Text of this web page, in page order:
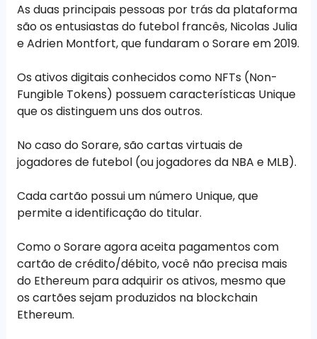
As duas principais pessoas por trás da plataforma
são os entusiastas do futebol francês, Nicolas Julia
e Adrien Montfort, que fundaram o Sorare em 2019.
Os ativos digitais conhecidos como NFTs (Non-
Fungible Tokens) possuem características Unique
que os distinguem uns dos outros.
No caso do Sorare, são cartas virtuais de
jogadores de futebol (ou jogadores da NBA e MLB).
Cada cartão possui um número Unique, que
permite a identificação do titular.
Como o Sorare agora aceita pagamentos com
cartão de crédito/débito, você não precisa mais
do Ethereum para adquirir os ativos, mesmo que
os cartões sejam produzidos na blockchain
Ethereum.